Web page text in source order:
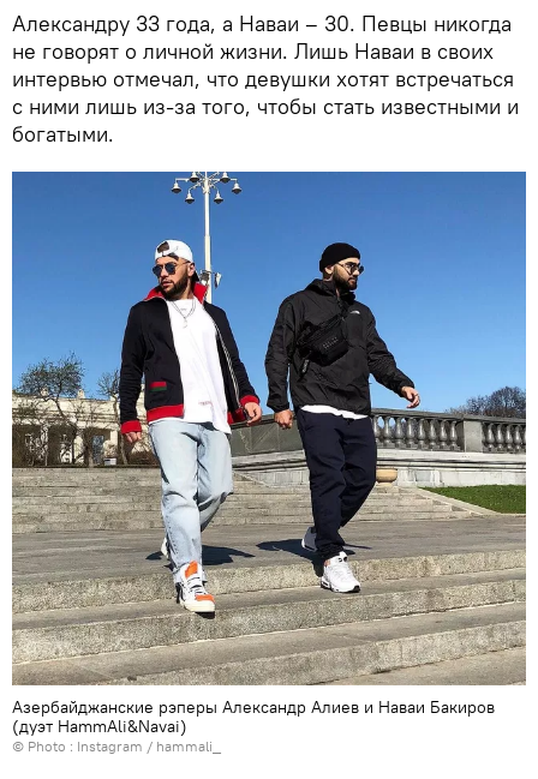
Александру 33 года, а Наваи – 30. Певцы никогда
не говорят о личной жизни. Лишь Наваи в своих
интервью отмечал, что девушки хотят встречаться
с ними лишь из-за того, чтобы стать известными и
богатыми.
Азербайджанские рэперы Александр Алиев и Наваи Бакиров
(дуэт HammAli&Navai)
© Photo : Instagram / hammali_